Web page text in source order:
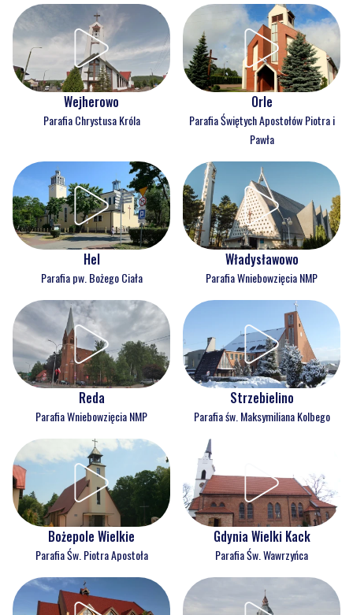
Wejherowo
Parafia Chrystusa Króla
Orle
Parafia Świętych Apostołów Piotra i
Pawła
Hel
Parafia pw. Bożego Ciała
Władysławowo
Parafia Wniebowzięcia NMP
Reda
Parafia Wniebowzięcia NMP
Strzebielino
Parafia św. Maksymiliana Kolbego
Bożepole Wielkie
Parafia Św. Piotra Apostoła
Gdynia Wielki Kack
Parafia Św. Wawrzyńca